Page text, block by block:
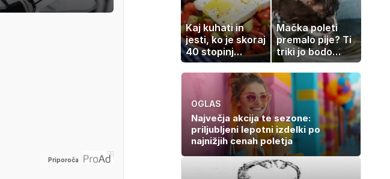
Priporoča
Kaj kuhati in
jesti, ko je skoraj
40 stopinj
Celzija: 5 kosil
brez prižiganja
Mačka poleti
premalo pije? Ti
triki jo bodo
spodbudili, da
zaužije več vode
OGLAS
Največja akcija te sezone:
priljubljeni lepotni izdelki po
najnižjih cenah poletja